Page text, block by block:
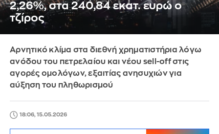
2,26%, στα 240,84 εκατ. ευρώ ο
τζίρος
Αρνητικό κλίμα στα διεθνή χρηματιστήρια λόγω
ανόδου του πετρελαίου και νέου sell-off στις
αγορές ομολόγων, εξαιτίας ανησυχιών για
αύξηση του πληθωρισμού
18:06, 15.05.2026